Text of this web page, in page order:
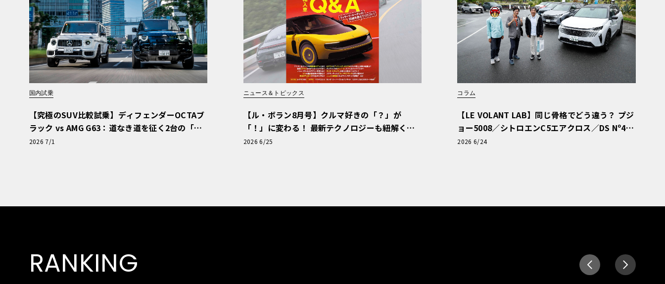
国内試乗
【究極のSUV比較試乗】ディフェンダーOCTAブ
ラック vs AMG G63：道なき道を征く2台の「対
極的アプローチ」
2026 7/1
ニュース＆トピックス
【ル・ボラン8月号】クルマ好きの「？」が
「！」に変わる！ 最新テクノロジーも紐解く
「輸入車Q&A」
2026 6/25
コラム
【LE VOLANT LAB】同じ骨格でどう違う？ プジ
ョー5008／シトロエンC5エアクロス／DS Nº4
読者一気乗りレポート
2026 6/24
RANKING